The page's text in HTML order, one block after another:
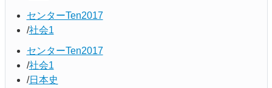
センターTen2017
社会1
センターTen2017
社会1
日本史